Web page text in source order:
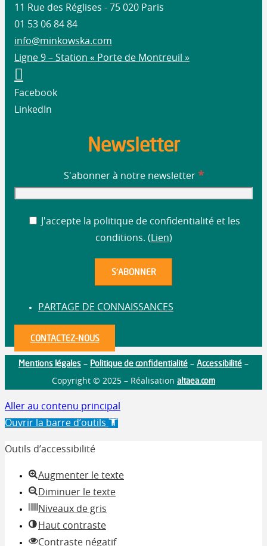
11 Rue des Réglises - 75 020 Paris
01 53 06 84 84
info@minkowska.com
Ligne 9 – Station « Porte de Montreuil »
Facebook
LinkedIn
Newsletter
S'abonner à notre newsletter *
J'accepte la politique de confidentialité et les
conditions. (Lien)
PARTAGE DE CONNAISSANCES
CONTACTEZ-NOUS
Mentions légales – Politique de confidentialité – Accessibilité –
Copyright © 2025 – Réalisation altaea.com
Aller au contenu principal
Ouvrir la barre d’outils
Outils d’accessibilité
Augmenter le texte
Diminuer le texte
Niveaux de gris
Haut contraste
Contraste négatif